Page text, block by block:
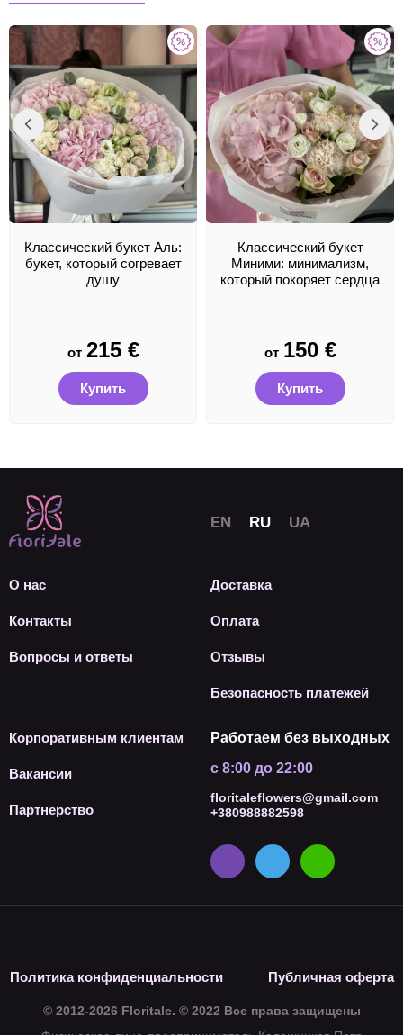
Классический букет Аль:
букет, который согревает
душу
от 215 €
Купить
Классический букет
Миними: минимализм,
который покоряет сердца
от 150 €
Купить
О нас
Контакты
Вопросы и ответы
Доставка
Оплата
Отзывы
Безопасность платежей
Корпоративным клиентам
Вакансии
Партнерство
Работаем без выходных
с 8:00 до 22:00
floritaleflowers@gmail.com
+380988882598
Политика конфиденциальности Публичная оферта
© 2012-2026 Floritale. © 2022 Все права защищены